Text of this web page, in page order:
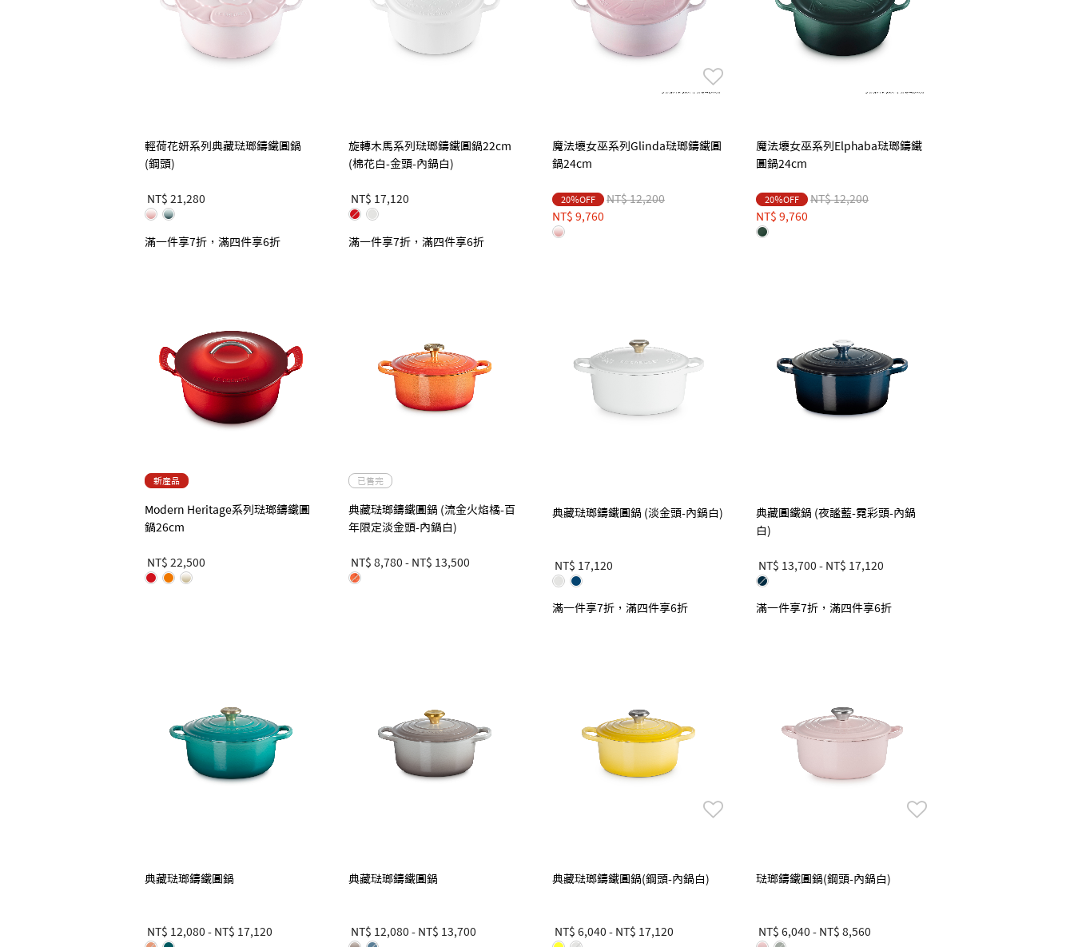
輕荷花妍系列典藏琺瑯鑄鐵圓鍋
(鋼頭)
NT$ 21,280
滿一件享7折，滿四件享6折
旋轉木馬系列琺瑯鑄鐵圓鍋22cm
(棉花白-金頭-內鍋白)
NT$ 17,120
滿一件享7折，滿四件享6折
魔法壞女巫系列Glinda琺瑯鑄鐵圓
鍋24cm
20％OFF Price reduced from
NT$ 12,200to
NT$ 9,760
魔法壞女巫系列Elphaba琺瑯鑄鐵
圓鍋24cm
20％OFF Price reduced from
NT$ 12,200to
NT$ 9,760
新產品
Modern Heritage系列琺瑯鑄鐵圓
鍋26cm
NT$ 22,500
已售完
典藏琺瑯鑄鐵圓鍋 (流金火焰橘-百
年限定淡金頭-內鍋白)
NT$ 8,780 - NT$ 13,500
典藏琺瑯鑄鐵圓鍋 (淡金頭-內鍋白)
NT$ 17,120
滿一件享7折，滿四件享6折
典藏圓鐵鍋 (夜謐藍-霓彩頭-內鍋
白)
NT$ 13,700 - NT$ 17,120
滿一件享7折，滿四件享6折
典藏琺瑯鑄鐵圓鍋
NT$ 12,080 - NT$ 17,120
典藏琺瑯鑄鐵圓鍋
NT$ 12,080 - NT$ 13,700
典藏琺瑯鑄鐵圓鍋(鋼頭-內鍋白)
NT$ 6,040 - NT$ 17,120
琺瑯鑄鐵圓鍋(鋼頭-內鍋白)
NT$ 6,040 - NT$ 8,560